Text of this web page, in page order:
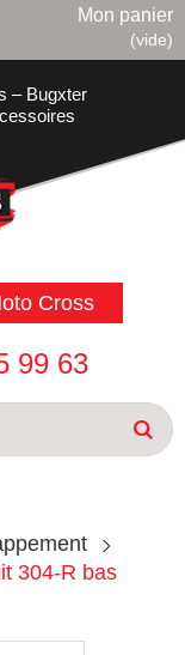
Mon panier
(vide)
– Bugxter
Cross
99 63
304-R bas